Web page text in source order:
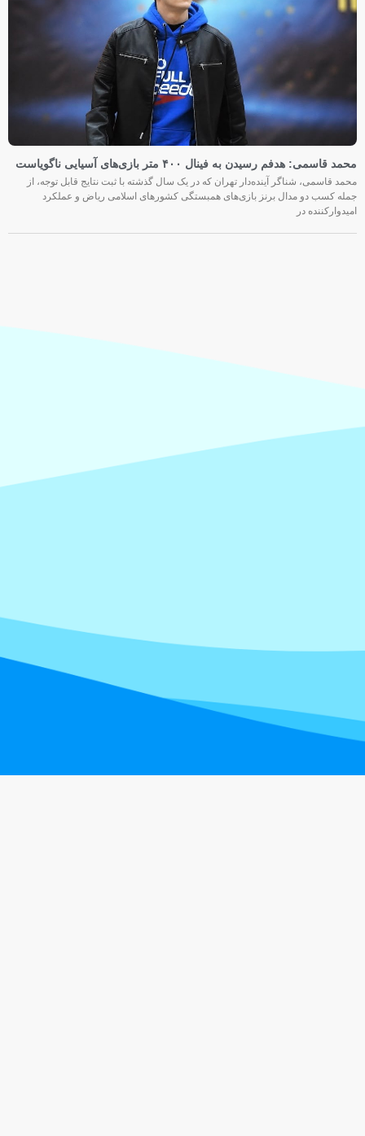
محمد قاسمی: هدفم رسیدن به فینال ۴۰۰ متر بازی‌های آسیایی ناگویاست
محمد قاسمی، شناگر آینده‌دار تهران که در یک سال گذشته با ثبت نتایج قابل توجه، از
جمله کسب دو مدال برنز بازی‌های همبستگی کشورهای اسلامی ریاض و عملکرد
امیدوارکننده در